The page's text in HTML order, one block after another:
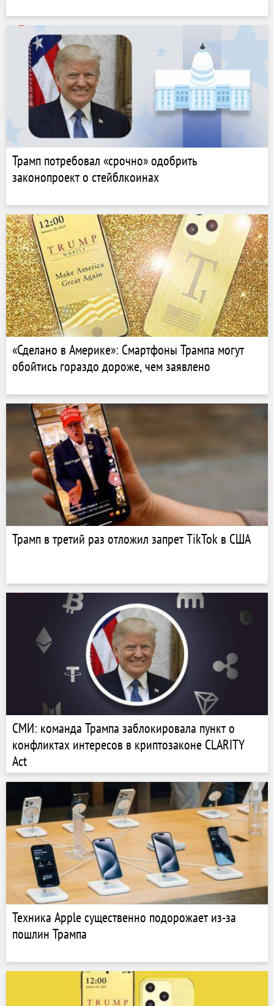
Трамп потребовал «срочно» одобрить
законопроект о стейблкоинах
«Сделано в Америке»: Смартфоны Трампа могут
обойтись гораздо дороже, чем заявлено
Трамп в третий раз отложил запрет TikTok в США
СМИ: команда Трампа заблокировала пункт о
конфликтах интересов в криптозаконе CLARITY
Act
Техника Apple существенно подорожает из-за
пошлин Трампа